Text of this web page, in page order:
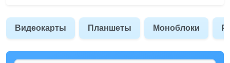
Видеокарты Планшеты Моноблоки